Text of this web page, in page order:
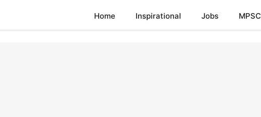
Home Inspirational Jobs MPSC